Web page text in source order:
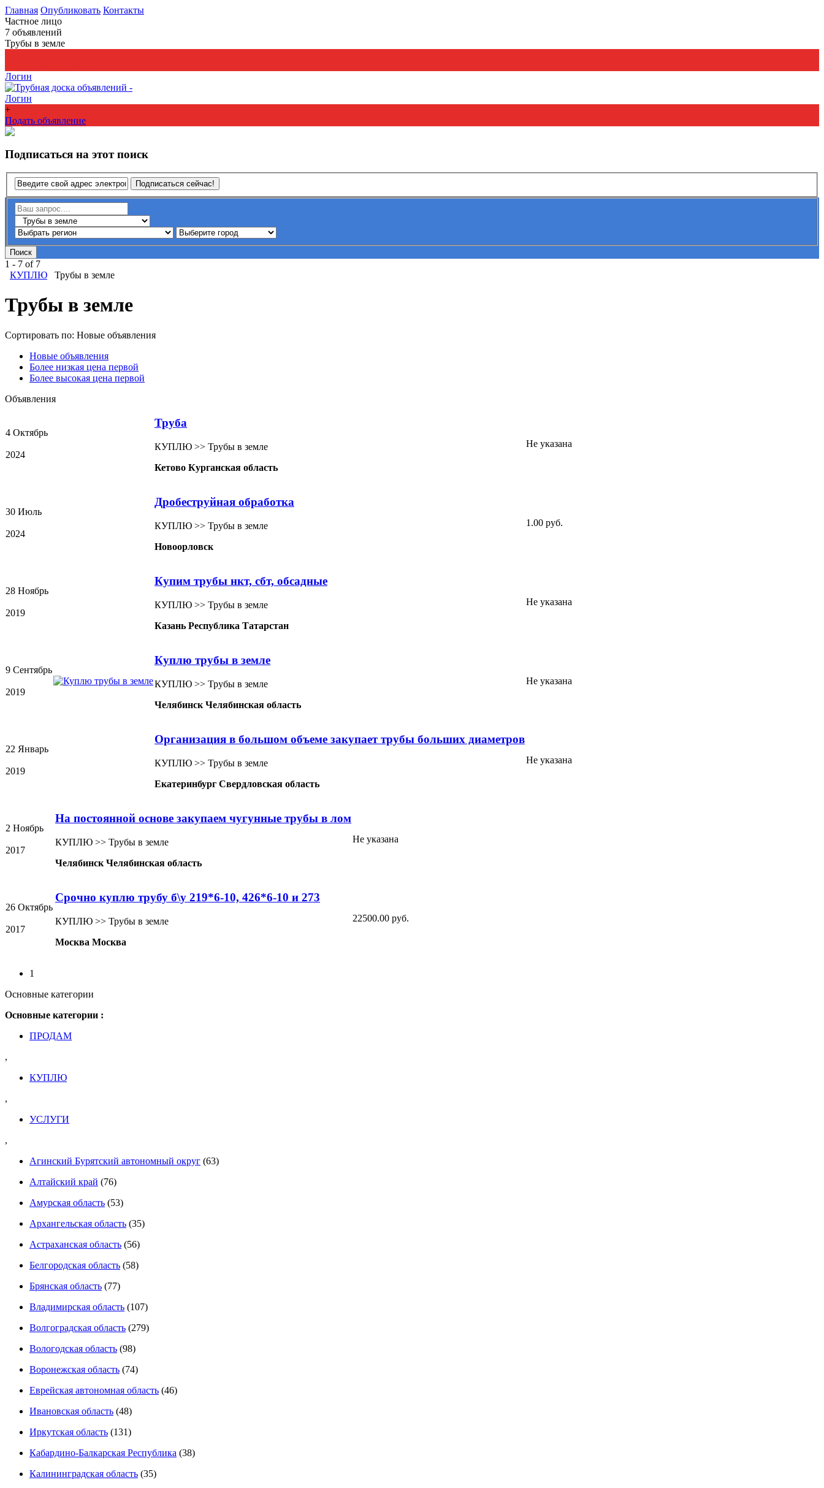
Главная Опубликовать Контакты
Частное лицо
7 объявлений
Трубы в земле
Логин
Логин
+
Подать объявление
Подписаться на этот поиск
Подписаться сейчас!
Поиск
1 - 7 of 7
КУПЛЮ
Трубы в земле
Трубы в земле
Сортировать по: Новые объявления
Новые объявления
Более низкая цена первой
Более высокая цена первой
Объявления
4 Октябрь
2024
Труба
КУПЛЮ >> Трубы в земле
Кетово Курганская область
Не указана
30 Июль
2024
Дробеструйная обработка
КУПЛЮ >> Трубы в земле
Новоорловск
1.00 руб.
28 Ноябрь
2019
Купим трубы нкт, сбт, обсадные
КУПЛЮ >> Трубы в земле
Казань Республика Татарстан
Не указана
9 Сентябрь
2019
Куплю трубы в земле
КУПЛЮ >> Трубы в земле
Челябинск Челябинская область
Не указана
22 Январь
2019
Организация в большом объеме закупает трубы больших диаметров
КУПЛЮ >> Трубы в земле
Екатеринбург Свердловская область
Не указана
2 Ноябрь
2017
На постоянной основе закупаем чугунные трубы в лом
КУПЛЮ >> Трубы в земле
Челябинск Челябинская область
Не указана
26 Октябрь
2017
Срочно куплю трубу б\у 219*6-10, 426*6-10 и 273
КУПЛЮ >> Трубы в земле
Москва Москва
22500.00 руб.
1
Основные категории
Основные категории :
ПРОДАМ
,
КУПЛЮ
,
УСЛУГИ
,
Агинский Бурятский автономный округ (63)
Алтайский край (76)
Амурская область (53)
Архангельская область (35)
Астраханская область (56)
Белгородская область (58)
Брянская область (77)
Владимирская область (107)
Волгоградская область (279)
Вологодская область (98)
Воронежская область (74)
Еврейская автономная область (46)
Ивановская область (48)
Иркутская область (131)
Кабардино-Балкарская Республика (38)
Калининградская область (35)